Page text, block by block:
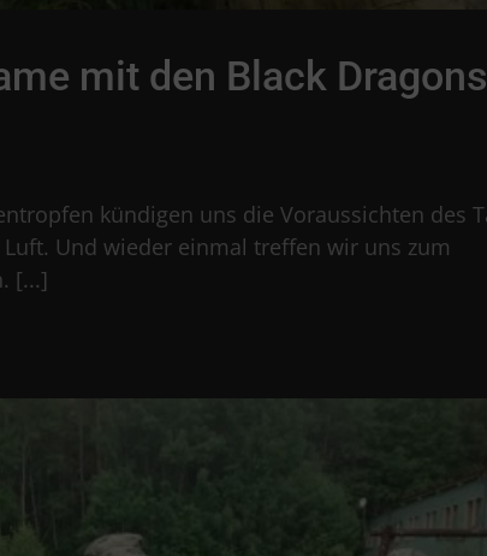
mit den Black
kündigen uns die Voraussichten des
Und wieder einmal treffen wir uns zum
[...]